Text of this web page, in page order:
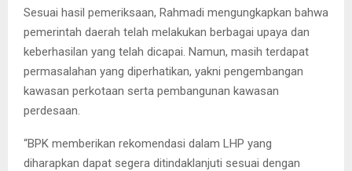
Sesuai hasil pemeriksaan, Rahmadi mengungkapkan bahwa
pemerintah daerah telah melakukan berbagai upaya dan
keberhasilan yang telah dicapai. Namun, masih terdapat
permasalahan yang diperhatikan, yakni pengembangan
kawasan perkotaan serta pembangunan kawasan
perdesaan.
“BPK memberikan rekomendasi dalam LHP yang
diharapkan dapat segera ditindaklanjuti sesuai dengan